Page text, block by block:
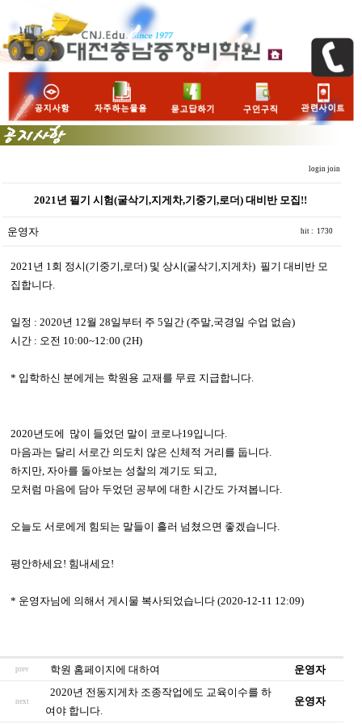
login join
2021년 필기 시험(굴삭기,지게차,기중기,로더) 대비반 모집!!
운영자 hit : 1730
2021년 1회 정시(기중기,로더) 및 상시(굴삭기,지게차) 필기 대비반 모
집합니다.
일정 : 2020년 12월 28일부터 주 5일간 (주말,국경일 수업 없슴)
시간 : 오전 10:00~12:00 (2H)
* 입학하신 분에게는 학원용 교재를 무료 지급합니다.
2020년도에 많이 들었던 말이 코로나19입니다.
마음과는 달리 서로간 의도치 않은 신체적 거리를 둡니다.
하지만, 자아를 돌아보는 성찰의 계기도 되고,
모처럼 마음에 담아 두었던 공부에 대한 시간도 가져봅니다.
오늘도 서로에게 힘되는 말들이 흘러 넘쳤으면 좋겠습니다.
평안하세요! 힘내세요!
* 운영자님에 의해서 게시물 복사되었습니다 (2020-12-11 12:09)
prev 학원 홈페이지에 대하여 운영자
next
2020년 전동지게차 조종작업에도 교육이수를 하
여야 합니다.
운영자